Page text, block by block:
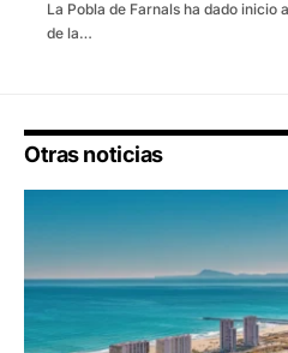
La Pobla de Farnals ha dado inicio
de la…
Otras noticias